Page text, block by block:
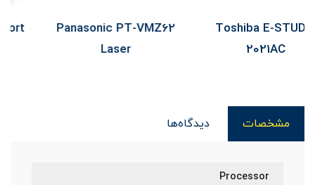
Panasonic PT-VMZ62
Epson L11050 Support
مشخصات دیدگاه‌ها
Processor